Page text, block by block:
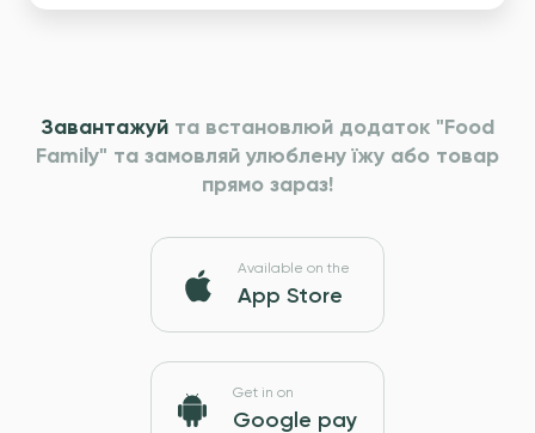
Завантажуй та встановлюй додаток "Food
Family" та замовляй улюблену їжу або товар
прямо зараз!
Available on the
App Store
Get in on
Google pay